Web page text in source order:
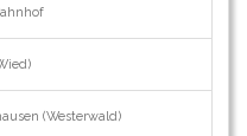
(Westerwald)